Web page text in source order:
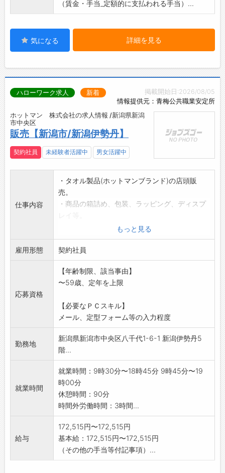
（賃金・手当_定額的に支払われる手当）...
気になる 詳細を見る
掲載開始日:2026/08/05
情報提供元：青梅公共職業安定所
ハローワーク求人 新着
ホットマン 株式会社の求人情報 /新潟県新潟
市中央区
販売【新潟市/新潟伊勢丹】
契約社員 未経験者活躍中 男女活躍中
仕事内容
・タオル製品(ホットマンブランド)の店頭販
売。
・商品の箱詰め、包装、ラッピング、ディスプ
・パソコンによる売上、発注、在庫、メンバー
ズシステムの
管理等(定型フォームの入力程度)
・ノルマは無く、販売未経験でもしっかりとサ
ポートいたします。
【変更範囲:変更なし】
もっと見る
雇用形態 契約社員
応募資格
【年齢制限、該当事由】
〜59歳、定年を上限
【必要なＰＣスキル】
メール、定型フォーム等の入力程度
勤務地
新潟県新潟市中央区八千代1-6-1 新潟伊勢丹5
階...
就業時間
就業時間：9時30分〜18時45分 9時45分〜19
時00分
休憩時間：90分
時間外労働時間：3時間...
給与
172,515円〜172,515円
基本給：172,515円〜172,515円
（その他の手当等付記事項）...